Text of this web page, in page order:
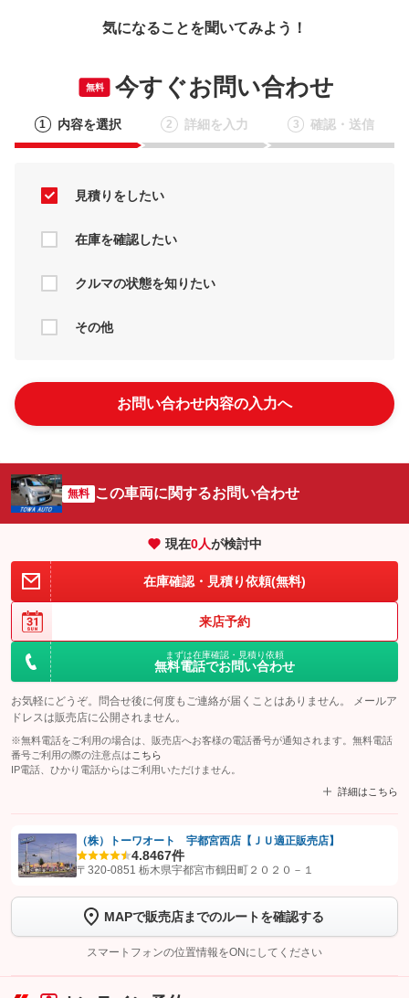
気になることを聞いてみよう！
無料 今すぐお問い合わせ
1 内容を選択 2 詳細を入力 3 確認・送信
見積りをしたい
在庫を確認したい
クルマの状態を知りたい
その他
お問い合わせ内容の入力へ
無料 この車両に関するお問い合わせ
現在0人が検討中
在庫確認・見積り依頼(無料)
来店予約
まずは在庫確認・見積り依頼
無料電話でお問い合わせ
お気軽にどうぞ。問合せ後に何度もご連絡が届くことはありません。 メールア
ドレスは販売店に公開されません。
※無料電話をご利用の場合は、販売店へお客様の電話番号が通知されます。無料電話
番号ご利用の際の注意点は こちら
IP電話、ひかり電話からはご利用いただけません。
詳細はこちら
【STEP1】認証画面でグーネットを友だち追加してから「許可する」ボタンを押
トーク画面で
ボタンをタップして問い合わせを
完了してください。
こちら
（株）トーワオート 宇都宮西店【ＪＵ適正販売店】
4.8467件
〒320-0851 栃木県宇都宮市鶴田町２０２０－１
MAPで販売店までのルートを確認する
スマートフォンの位置情報をONにしてください